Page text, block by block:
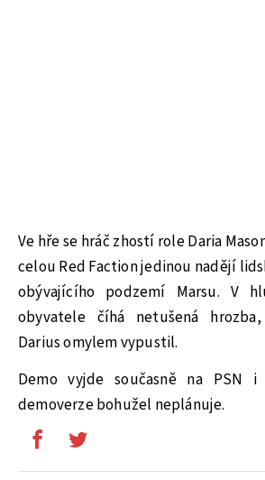
Ve hře se hráč zhostí role Daria
celou Red Faction jedinou nadějí
obývajícího podzemí Marsu. V
obyvatele číhá netušená
Darius omylem vypustil.
Demo vyjde současně na PSN i
demoverze bohužel neplánuje.